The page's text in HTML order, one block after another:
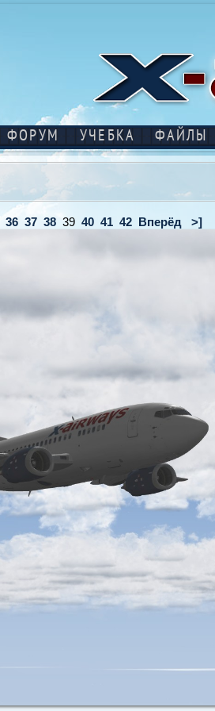
ФОРУМ УЧЕБКА ФАЙЛЫ
36 37 38 39 40 41 42 Вперёд >]